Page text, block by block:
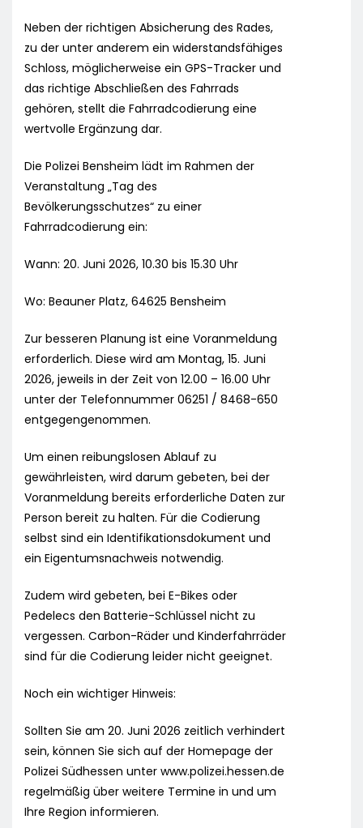
Neben der richtigen Absicherung des Rades,
zu der unter anderem ein widerstandsfähiges
Schloss, möglicherweise ein GPS-Tracker und
das richtige Abschließen des Fahrrads
gehören, stellt die Fahrradcodierung eine
wertvolle Ergänzung dar.
Die Polizei Bensheim lädt im Rahmen der
Veranstaltung „Tag des
Bevölkerungsschutzes“ zu einer
Fahrradcodierung ein:
Wann: 20. Juni 2026, 10.30 bis 15.30 Uhr
Wo: Beauner Platz, 64625 Bensheim
Zur besseren Planung ist eine Voranmeldung
erforderlich. Diese wird am Montag, 15. Juni
2026, jeweils in der Zeit von 12.00 – 16.00 Uhr
unter der Telefonnummer 06251 / 8468-650
entgegengenommen.
Um einen reibungslosen Ablauf zu
gewährleisten, wird darum gebeten, bei der
Voranmeldung bereits erforderliche Daten zur
Person bereit zu halten. Für die Codierung
selbst sind ein Identifikationsdokument und
ein Eigentumsnachweis notwendig.
Zudem wird gebeten, bei E-Bikes oder
Pedelecs den Batterie-Schlüssel nicht zu
vergessen. Carbon-Räder und Kinderfahrräder
sind für die Codierung leider nicht geeignet.
Noch ein wichtiger Hinweis:
Sollten Sie am 20. Juni 2026 zeitlich verhindert
sein, können Sie sich auf der Homepage der
Polizei Südhessen unter www.polizei.hessen.de
regelmäßig über weitere Termine in und um
Ihre Region informieren.